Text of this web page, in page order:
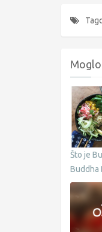
Moglo
Što je
Buddha